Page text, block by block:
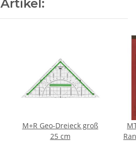
Artikel:
M+R Geo-Dreieck groß
25 cm